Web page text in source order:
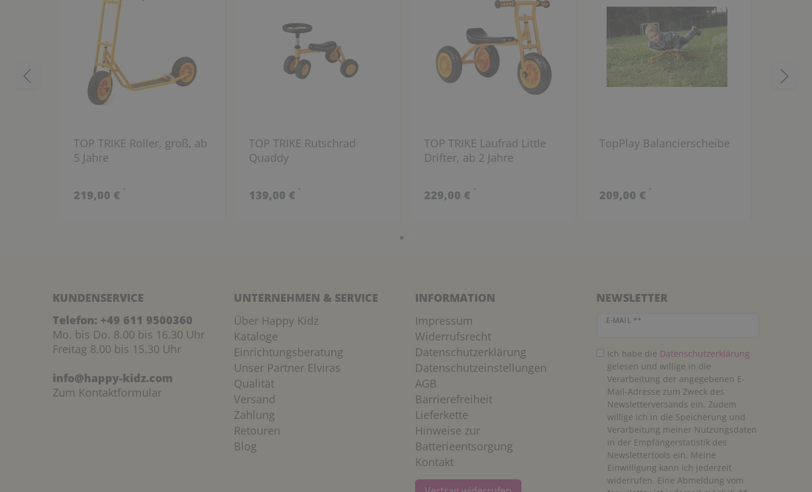
TOP TRIKE Roller, groß, ab
5 Jahre
219,00 € *
TOP TRIKE Rutschrad
Quaddy
139,00 € *
TOP TRIKE Laufrad Little
Drifter, ab 2 Jahre
229,00 € *
TopPlay Balancierscheibe
209,00 € *
KUNDENSERVICE
Telefon: +49 611 9500360
Mo. bis Do. 8.00 bis 16.30 Uhr
Freitag 8.00 bis 15.30 Uhr
info@happy-kidz.com
Zum Kontaktformular
UNTERNEHMEN & SERVICE
Über Happy Kidz
Kataloge
Einrichtungsberatung
Unser Partner Elviras
Qualität
Versand
Zahlung
Retouren
Blog
INFORMATION
Impressum
Widerrufsrecht
Datenschutzerklärung
Datenschutzeinstellungen
AGB
Barrierefreiheit
Lieferkette
Hinweise zur
Batterieentsorgung
Kontakt
NEWSLETTER
E-MAIL **
Newsletter Honig
Ich habe die Daten­schutz­erklärung
gelesen und willige in die
Verarbeitung der angegebenen E-
Mail-Adresse zum Zweck des
Newsletterversands ein. Zudem
willige ich in die Speicherung und
Verarbeitung meiner Nutzungsdaten
in der Empfängerstatistik des
Newslettertools ein. Meine
Einwilligung kann ich jederzeit
widerrufen. Eine Abmeldung vom